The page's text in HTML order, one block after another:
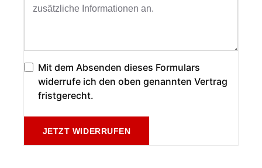
Mit dem Absenden dieses Formulars
widerrufe ich den oben genannten Vertrag
fristgerecht.
JETZT WIDERRUFEN